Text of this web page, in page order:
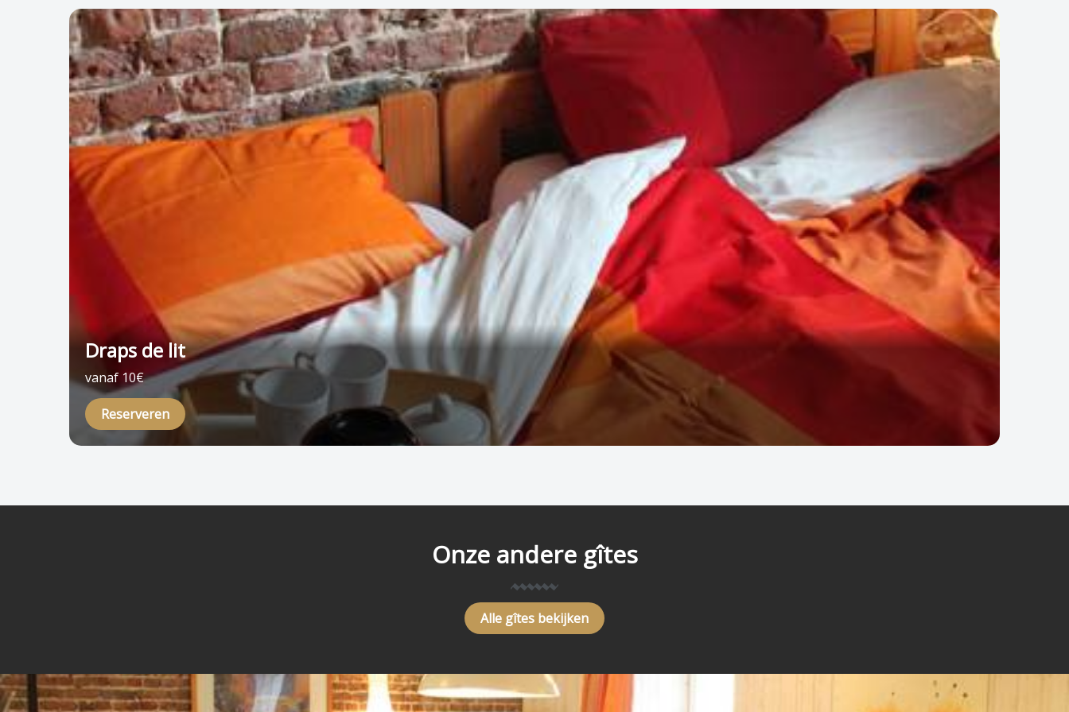
Draps de lit
vanaf 10€
Reserveren
Onze andere gîtes
Alle gîtes bekijken